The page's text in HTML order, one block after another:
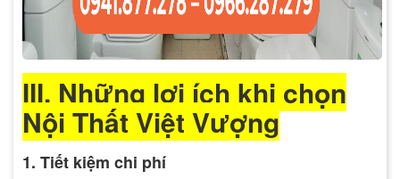
III. Những lợi ích khi chọn
Nội Thất Việt Vượng
1. Tiết kiệm chi phí